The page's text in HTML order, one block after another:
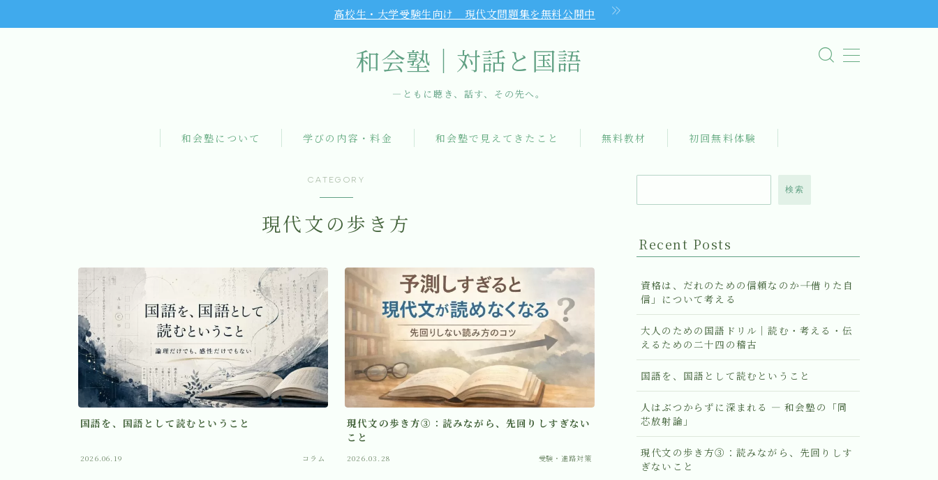
高校生・大学受験生向け 現代文問題集を無料公開中
和会塾｜対話と国語
―ともに聴き、話す、その先へ。
和会塾について 学びの内容・料金 和会塾で見えてきたこと 無料教材 初回無料体験
和会塾について
学びの内容・料金
和会塾で見えてきたこと
よくあるご質問（FAQ）
お問い合わせ
CATEGORY
現代文の歩き方
国語を、国語として読むということ
2026.06.19 コラム
現代文の歩き方③：読みながら、先回りしすぎない
こと
2026.03.28 受験・進路対策
検索
Recent Posts
資格は、だれのための信頼なのか――「借りた自
信」について考える
大人のための国語ドリル｜読む・考える・伝
えるための二十四の稽古
国語を、国語として読むということ
人はぶつからずに深まれる ― 和会塾の「同
芯放射論」
現代文の歩き方③：読みながら、先回りしす
ぎないこと